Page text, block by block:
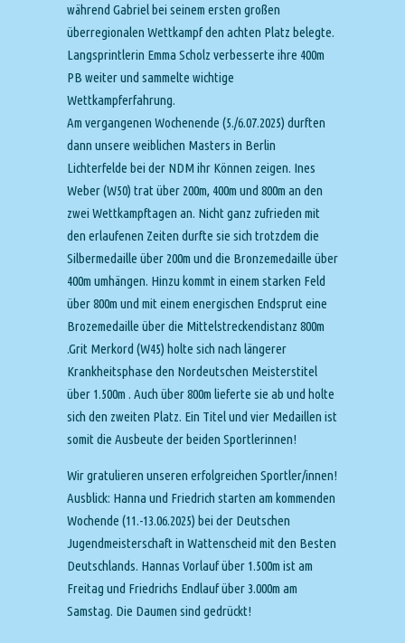
während Gabriel bei seinem ersten großen
überregionalen Wettkampf den achten Platz belegte.
Langsprintlerin Emma Scholz verbesserte ihre 400m
PB weiter und sammelte wichtige
Wettkampferfahrung.
Am vergangenen Wochenende (5./6.07.2025) durften
dann unsere weiblichen Masters in Berlin
Lichterfelde bei der NDM ihr Können zeigen. Ines
Weber (W50) trat über 200m, 400m und 800m an den
zwei Wettkampftagen an. Nicht ganz zufrieden mit
den erlaufenen Zeiten durfte sie sich trotzdem die
Silbermedaille über 200m und die Bronzemedaille über
400m umhängen. Hinzu kommt in einem starken Feld
über 800m und mit einem energischen Endsprut eine
Brozemedaille über die Mittelstreckendistanz 800m
.Grit Merkord (W45) holte sich nach längerer
Krankheitsphase den Nordeutschen Meisterstitel
über 1.500m . Auch über 800m lieferte sie ab und holte
sich den zweiten Platz. Ein Titel und vier Medaillen ist
somit die Ausbeute der beiden Sportlerinnen!
Wir gratulieren unseren erfolgreichen Sportler/innen!
Ausblick: Hanna und Friedrich starten am kommenden
Wochende (11.-13.06.2025) bei der Deutschen
Jugendmeisterschaft in Wattenscheid mit den Besten
Deutschlands. Hannas Vorlauf über 1.500m ist am
Freitag und Friedrichs Endlauf über 3.000m am
Samstag. Die Daumen sind gedrückt!